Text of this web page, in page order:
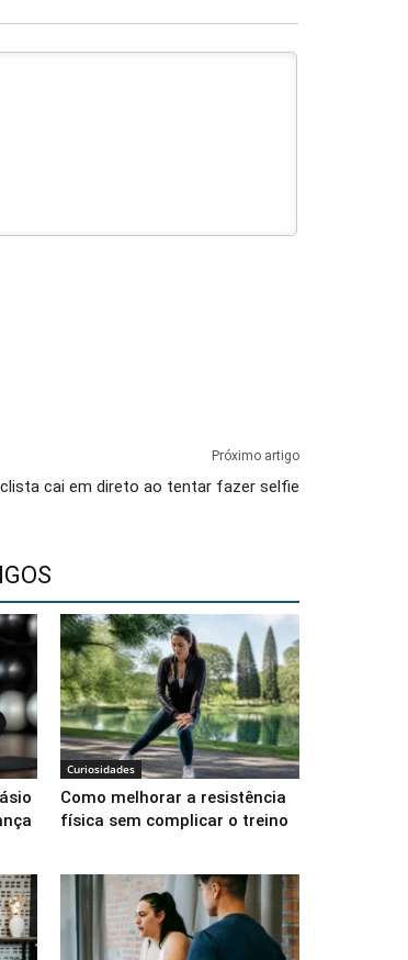
Próximo artigo
cai em direto ao tentar fazer selfie
Curiosidades
Como melhorar a resistência
física sem complicar o treino